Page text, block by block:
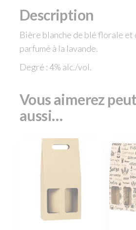
Description
Bière blanche de blé florale
parfumé à la lavande.
Degré : 4% alc./vol.
Vous aimerez
aussi…